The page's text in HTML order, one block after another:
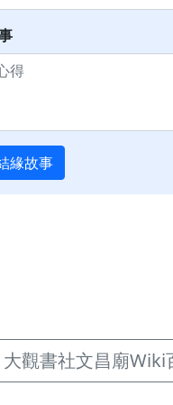
緣故事
大觀書社文昌廟Wiki